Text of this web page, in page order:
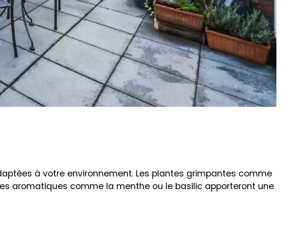
à votre environnement. Les plantes grimpantes comme
aromatiques comme la menthe ou le basilic apporteront une